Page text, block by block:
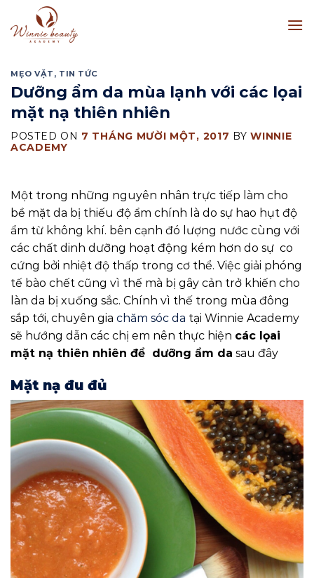
to
content
MẸO VẶT , TIN TỨC
Dưỡng ẩm da mùa lạnh với các lọai
mặt nạ thiên nhiên
POSTED ON 7 THÁNG MƯỜI MỘT, 2017 BYWINNIE
ACADEMY
Một trong những nguyên nhân trực tiếp làm cho
bề mặt da bị thiếu độ ẩm chính là do sự hao hụt độ
ẩm từ không khí. bên cạnh đó lượng nước cùng với
các chất dinh dưỡng hoạt động kém hơn do sự co
cứng bởi nhiệt độ thấp trong cơ thể. Việc giải phóng
tế bào chết cũng vì thế mà bị gây cản trở khiến cho
làn da bị xuống sắc. Chính vì thế trong mùa đông
sắp tới, chuyên gia chăm sóc da tại Winnie Academy
sẽ hướng dẫn các chị em nên thực hiện các lọai
mặt nạ thiên nhiên để dưỡng ẩm da sau đây
Mặt nạ đu đủ